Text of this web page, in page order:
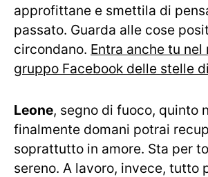
approfittane e smettila di
passato. Guarda alle cose
circondano. Entra anche tu nel
gruppo Facebook delle stelle
Leone, segno di fuoco, quinto
finalmente domani potrai
soprattutto in amore. Sta per
sereno. A lavoro, invece, tutto